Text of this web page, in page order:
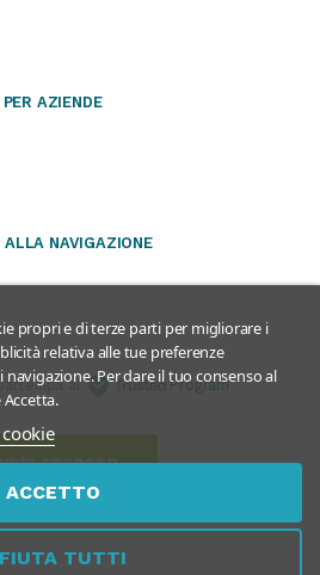
PER AZIENDE
ALLA NAVIGAZIONE
al Program
recesso
propri e di terze parti per migliorare i
relativa alle tue preferenze
Per dare il tuo consenso al
TUTTI
ACCETTO